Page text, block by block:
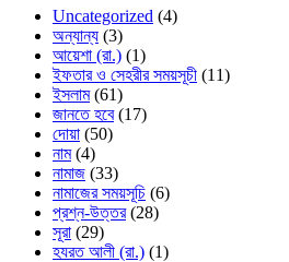
Uncategorized (4)
অন্যান্য (3)
আয়েশা (রা.) (1)
ইফতার ও সেহরীর সময়সূচী (11)
ইসলাম(61)
জানতে হবে(17)
দোয়া (50)
নাম(4)
নামাজ (33)
নামাজের সময়সূচি (6)
প্রশ্ন-উত্তর(28)
সূরা (29)
হযরত আলী (রা.) (1)